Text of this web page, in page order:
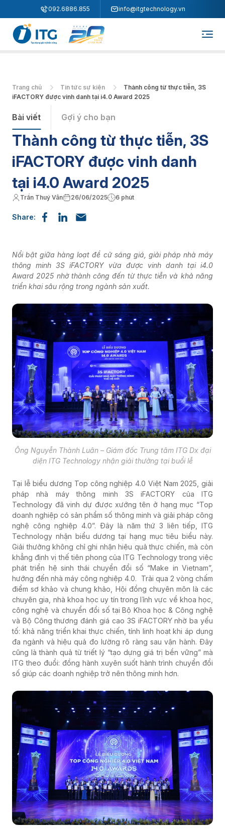
092.6886.855 info@itgtechnology.vn
Trang chủ Tin tức sự kiện
Thành công từ thực tiễn, 3S
iFACTORY được vinh danh tại i4.0 Award 2025
Bài viết Gợi ý cho bạn
Thành công từ thực tiễn, 3S
iFACTORY được vinh danh
tại i4.0 Award 2025
Trần Thuý Vân 26/06/2025 6 phút
Share:
Nổi bật giữa hàng loạt đề cử sáng giá, giải pháp nhà máy
thông minh 3S iFACTORY vừa được vinh danh tại i4.0
Award 2025 nhờ thành công đến từ thực tiễn và khả năng
triển khai sâu rộng trong ngành sản xuất.
Ông Nguyễn Thành Luân – Giám đốc Trung tâm ITG Dx đại
diện ITG Technology nhận giải thưởng tại buổi lễ
Tại lễ biểu dương Top công nghiệp 4.0 Việt Nam 2025, giải
pháp nhà máy thông minh 3S iFACTORY của ITG
Technology đã vinh dự được xướng tên ở hạng mục “Top
doanh nghiệp có sản phẩm số thông minh và giải pháp công
nghệ công nghiệp 4.0”. Đây là năm thứ 3 liên tiếp, ITG
Technology nhận biểu dương tại hạng mục tiêu biểu này.
Giải thưởng không chỉ ghi nhận hiệu quả thực chiến, mà còn
khẳng định vị thế tiên phong của ITG Technology trong việc
phát triển hệ sinh thái chuyển đổi số “Make in Vietnam”,
hướng đến nhà máy công nghiệp 4.0.
Trải qua 2 vòng chấm
điểm sơ khảo và chung khảo, Hội đồng chuyên môn là các
chuyên gia, nhà khoa học uy tín trong lĩnh vực về khoa học,
công nghệ và chuyển đổi số tại Bộ Khoa học & Công nghệ
và Bộ Công thương đánh giá cao 3S iFACTORY nhờ ba yếu
tố: khả năng triển khai thực chiến, tính linh hoạt khi áp dụng
đa ngành và hiệu quả đo lường rõ ràng sau vận hành. Đây
cũng là thành quả từ triết lý “tạo dựng giá trị bền vững” mà
ITG theo đuổi: đồng hành xuyên suốt hành trình chuyển đổi
số giúp các doanh nghiệp trở nên thông minh hơn.